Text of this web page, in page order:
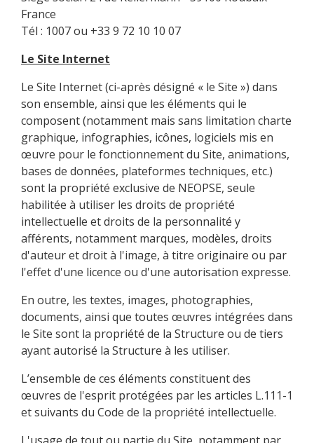
France
Tél : 1007 ou +33 9 72 10 10 07
Le Site Internet
Le Site Internet (ci-après désigné « le Site ») dans
son ensemble, ainsi que les éléments qui le
composent (notamment mais sans limitation charte
graphique, infographies, icônes, logiciels mis en
œuvre pour le fonctionnement du Site, animations,
bases de données, plateformes techniques, etc.)
sont la propriété exclusive de NEOPSE, seule
habilitée à utiliser les droits de propriété
intellectuelle et droits de la personnalité y
afférents, notamment marques, modèles, droits
d'auteur et droit à l'image, à titre originaire ou par
l'effet d'une licence ou d'une autorisation expresse.
En outre, les textes, images, photographies,
documents, ainsi que toutes œuvres intégrées dans
le Site sont la propriété de la Structure ou de tiers
ayant autorisé la Structure à les utiliser.
L’ensemble de ces éléments constituent des
œuvres de l'esprit protégées par les articles L.111-1
et suivants du Code de la propriété intellectuelle.